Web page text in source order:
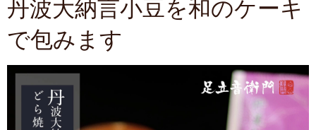
丹波大納言小豆を和のケーキ
で包みます